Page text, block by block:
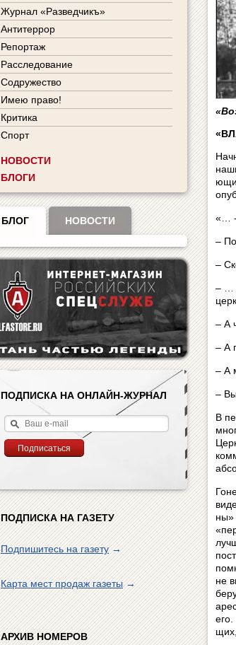
Журнал «Разведчикъ»
Антитеррор
Репортаж
Расследование
Содружество
Имею право!
Критика
Спорт
НОВОСТИ
БЛОГИ
БЛОГ НОВОСТИ
ПОДПИСКА НА ОНЛАЙН-ЖУРНАЛ
ПОДПИСКА НА ГАЗЕТУ
Подпишитесь на газету→
Карта мест продаж газеты→
АРХИВ НОМЕРОВ
«… -
–
–
– …
– А
– А
– А
–
В
ны»
не